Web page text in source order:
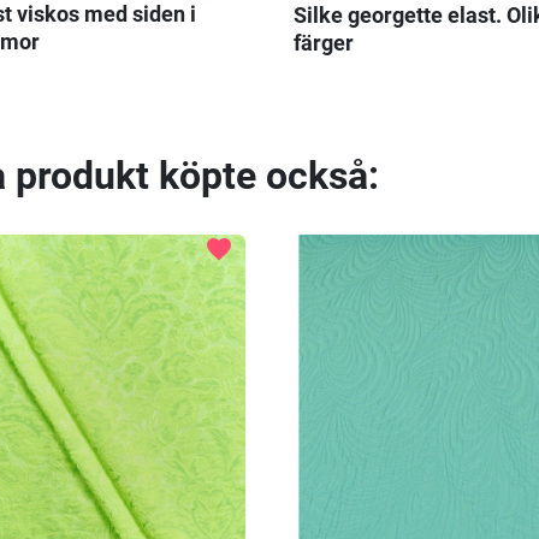
viskos med siden i
Silke georgette elast.
färger
produkt köpte också:
favorite